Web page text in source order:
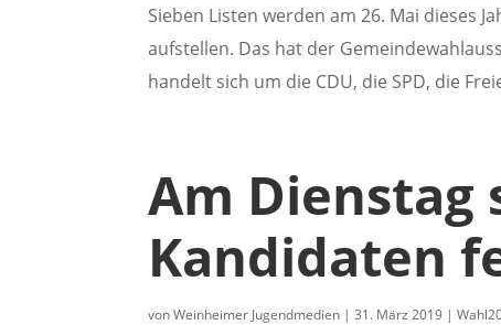
Sieben Listen werden am 26. Mai dieses
aufstellen. Das hat der
handelt sich um die CDU, die SPD, die
Am Dienstag
Kandidaten
vonWeinheimer Jugendmedien |31. März 2019 |